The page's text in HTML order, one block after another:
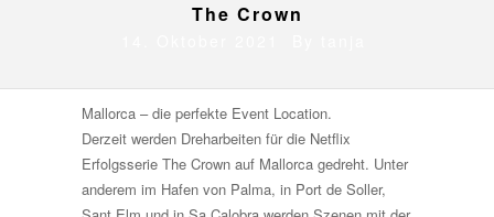
The Crown
Mallorca – die perfekte Event Location.
Derzeit werden Dreharbeiten für die Netflix
Erfolgsserie The Crown auf Mallorca gedreht. Unter
anderem im Hafen von Palma, in Port de Soller,